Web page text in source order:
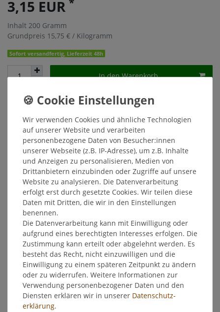
3,15 EUR
Inhalt 200 Gramm
Grundpreis 15,75 € / Kilogramm
Sofort versandfertig, Lieferzeit 48h
In den Warenkorb
Wunschliste
* inkl. ges. MwSt. zzgl. Versandkosten
Beschreibung
Weitere Details
EU-Verantwortlicher
Hersteller
Zum Kleben von leichten und auch schweren Tapeten, sowie
Rauhfaser auf lufttrockenem Putz.
Wir verwenden Cookies und ähnliche Technologien
auf unserer Website und verarbeiten
personenbezogene Daten von Besucher:innen
unserer Webseite (z.B. IP-Adresse), um z.B. Inhalte
und Anzeigen zu personalisieren, Medien von
Drittanbietern einzubinden oder Zugriffe auf unsere
Website zu analysieren. Die Datenverarbeitung
erfolgt erst durch gesetzte Cookies. Wir teilen diese
Daten mit Dritten, die wir in den Einstellungen
benennen.
Die Datenverarbeitung kann mit Einwilligung oder
aufgrund eines berechtigten Interesses erfolgen. Die
Zustimmung kann erteilt oder abgelehnt werden. Es
besteht das Recht, nicht einzuwilligen und die
Einwilligung zu einem späteren Zeitpunkt zu ändern
oder zu widerrufen. Weitere Informationen zur
Verwendung personenbezogener Daten und den
Diensten erklären wir in unserer Daten­schutz­
erklärung.